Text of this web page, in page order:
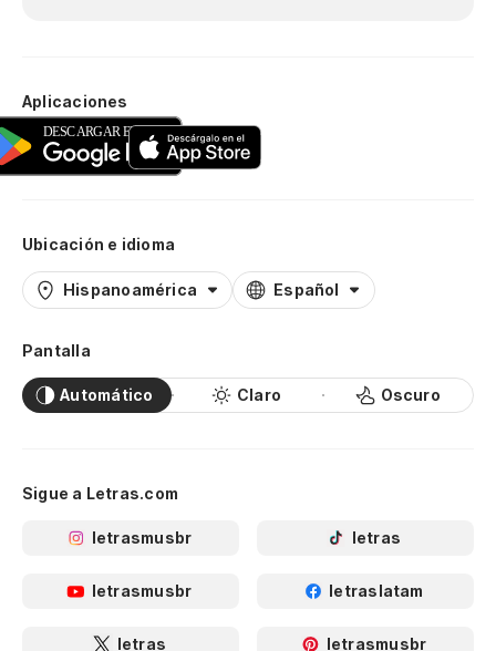
Aplicaciones
Ubicación e idioma
Hispanoamérica Español
Pantalla
Automático Claro Oscuro
Sigue a Letras.com
letrasmusbr letras
letrasmusbr letraslatam
letras letrasmusbr